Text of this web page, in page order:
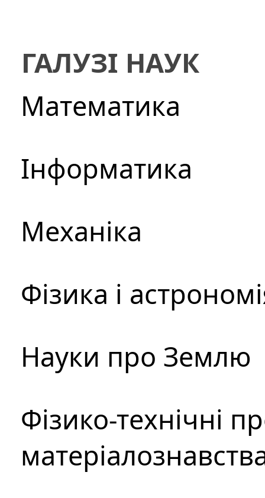
ГАЛУЗІ НАУК
Математика
Інформатика
Механіка
Фізика і
Науки про Землю
Фізико-технічні